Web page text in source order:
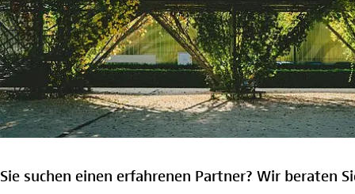
Sie suchen einen erfahrenen Partner? Wir beraten